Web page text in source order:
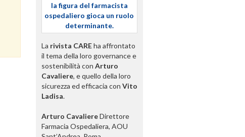
la figura del farmacista
ospedaliero gioca un ruolo
determinante.
La rivista CAREha affrontato
il tema della loro governance e
sostenibilità con Arturo
Cavaliere, e quello della loro
sicurezza ed efficacia con Vito
Ladisa.
Arturo CavaliereDirettore
Farmacia Ospedaliera, AOU